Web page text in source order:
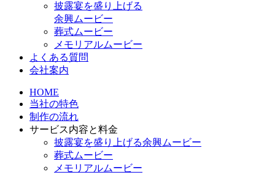
披露宴を盛り上げる
余興ムービー
葬式ムービー
メモリアルムービー
よくある質問
会社案内
HOME
当社の特色
制作の流れ
サービス内容と料金
披露宴を盛り上げる余興ムービー
葬式ムービー
メモリアルムービー